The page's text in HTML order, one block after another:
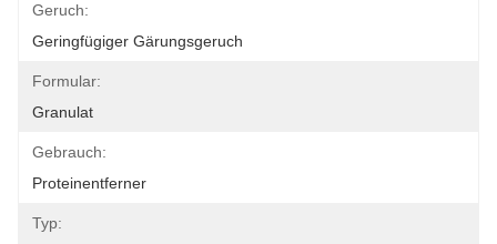
Geruch:
Geringfügiger Gärungsgeruch
Formular:
Granulat
Gebrauch:
Proteinentferner
Typ: